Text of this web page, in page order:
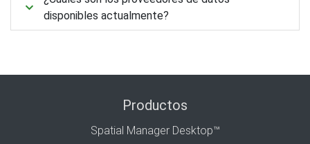
disponibles actualmente?
Productos
Spatial Manager Desktop™